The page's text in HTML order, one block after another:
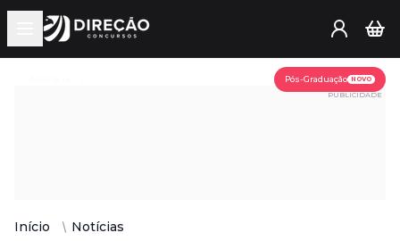
Open main menu
Pós-Graduação NOVO
PUBLICIDADE
Início Notícias